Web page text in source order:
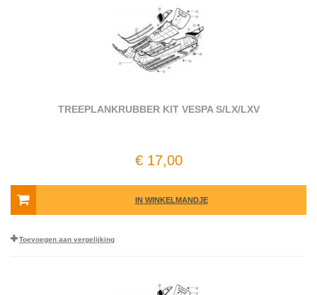
TREEPLANKRUBBER KIT VESPA S/LX/LXV
€ 17,00
IN WINKELMANDJE
Toevoegen aan vergelijking